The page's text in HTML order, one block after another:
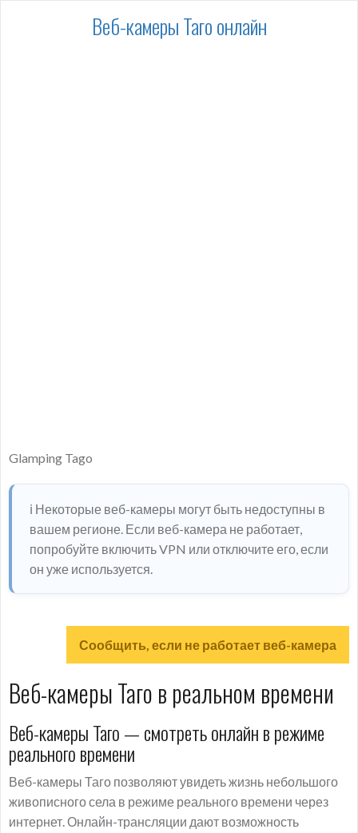
Веб-камеры Таго онлайн
Glamping Tago
ℹ️ Некоторые веб-камеры могут быть недоступны в
вашем регионе. Если веб-камера не работает,
попробуйте включить VPN или отключите его, если
он уже используется.
Сообщить, если не работает веб-камера
Веб-камеры Таго в реальном времени
Веб-камеры Таго — смотреть онлайн в режиме
реального времени
Веб-камеры Таго позволяют увидеть жизнь небольшого
живописного села в режиме реального времени через
интернет. Онлайн-трансляции дают возможность